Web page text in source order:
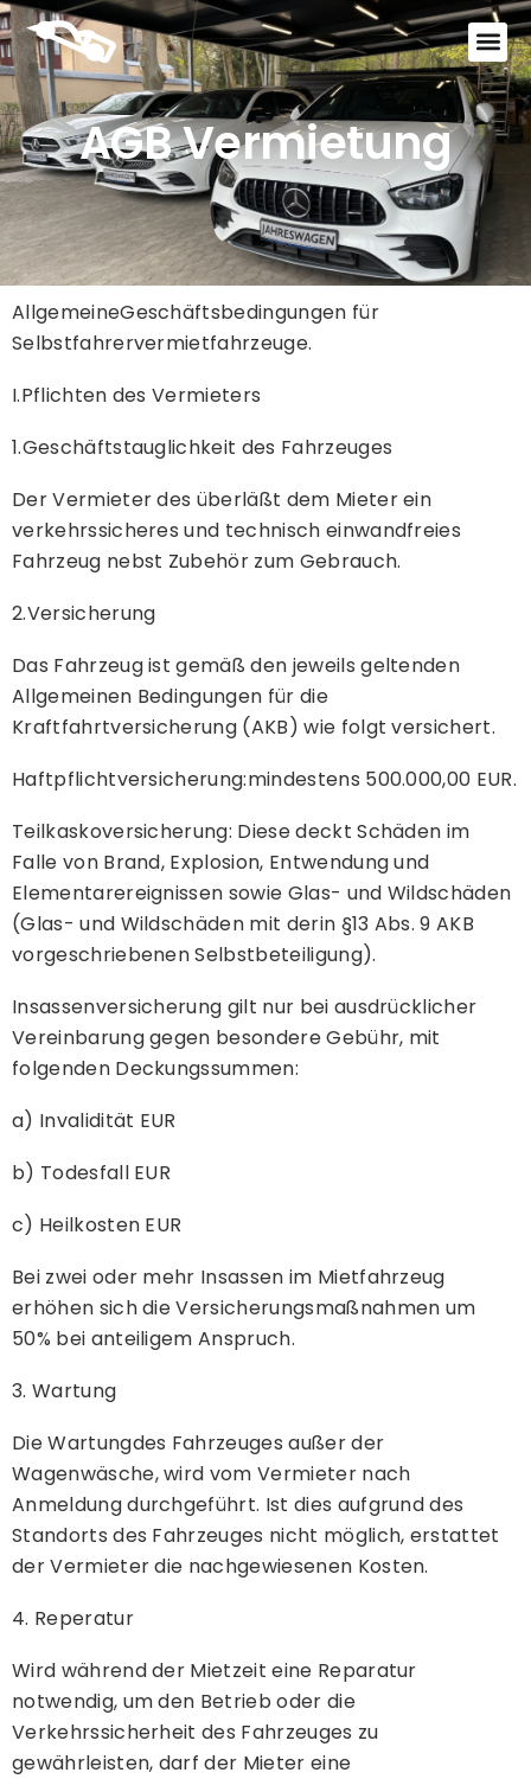
AGB Vermietung
AllgemeineGeschäftsbedingungen für
Selbstfahrervermietfahrzeuge.
I.Pflichten des Vermieters
1.Geschäftstauglichkeit des Fahrzeuges
Der Vermieter des überläßt dem Mieter ein
verkehrssicheres und technisch einwandfreies
Fahrzeug nebst Zubehör zum Gebrauch.
2.Versicherung
Das Fahrzeug ist gemäß den jeweils geltenden
Allgemeinen Bedingungen für die
Kraftfahrtversicherung (AKB) wie folgt versichert.
Haftpflichtversicherung:mindestens 500.000,00 EUR.
Teilkaskoversicherung: Diese deckt Schäden im
Falle von Brand, Explosion, Entwendung und
Elementarereignissen sowie Glas- und Wildschäden
(Glas- und Wildschäden mit derin §13 Abs. 9 AKB
vorgeschriebenen Selbstbeteiligung).
Insassenversicherung gilt nur bei ausdrücklicher
Vereinbarung gegen besondere Gebühr, mit
folgenden Deckungssummen:
a) Invalidität EUR
b) Todesfall EUR
c) Heilkosten EUR
Bei zwei oder mehr Insassen im Mietfahrzeug
erhöhen sich die Versicherungsmaßnahmen um
50% bei anteiligem Anspruch.
3. Wartung
Die Wartungdes Fahrzeuges außer der
Wagenwäsche, wird vom Vermieter nach
Anmeldung durchgeführt. Ist dies aufgrund des
Standorts des Fahrzeuges nicht möglich, erstattet
der Vermieter die nachgewiesenen Kosten.
4. Reperatur
Wird während der Mietzeit eine Reparatur
notwendig, um den Betrieb oder die
Verkehrssicherheit des Fahrzeuges zu
gewährleisten, darf der Mieter eine